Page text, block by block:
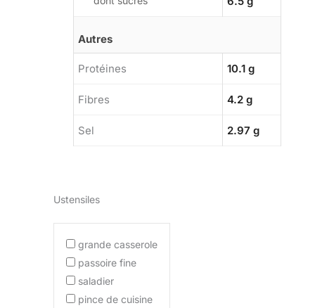
Autres
Protéines 10.1 g
Fibres 4.2 g
Sel 2.97 g
Ustensiles
grande casserole
passoire fine
saladier
pince de cuisine